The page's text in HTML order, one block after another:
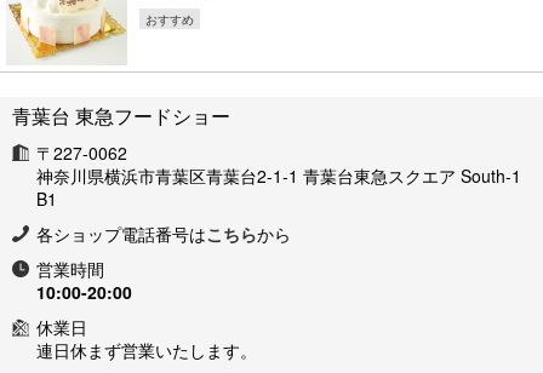
おすすめ
青葉台 東急フードショー
〒227-0062
神奈川県横浜市青葉区青葉台2-1-1 青葉台東急スクエア South-1
B1
各ショップ電話番号はこちらから
営業時間
10:00-20:00
休業日
連日休まず営業いたします。